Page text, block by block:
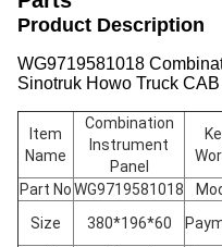
Product Description
WG9719581018
Sinotruk Howo Truck
Item
Name
Combination
Instrument
Panel
Part NoWG9719581018
Size 380*196*60